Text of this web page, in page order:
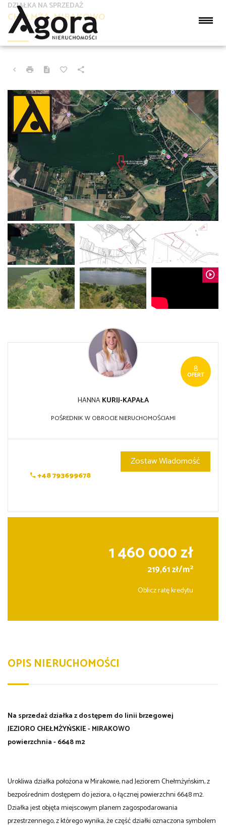
CHEŁMŻA, MIRAKOWO
DZIAŁKA NA SPRZEDAŻ
8
OFERT
HANNAKURIJ-KAPAŁA
POŚREDNIK W OBROCIE NIERUCHOMOŚCIAMI
+48 793699678
Zostaw Wiadomość
1 460 000 zł
219,61 zł/m2
Oblicz ratę kredytu
OPIS NIERUCHOMOŚCI
Na sprzedaż działka z dostępem do linii brzegowej
JEZIORO CHEŁMŻYŃSKIE - MIRAKOWO
powierzchnia - 6648 m2
Urokliwa działka położona w Mirakowie, nad Jeziorem Chełmżyńskim, z
bezpośrednim dostępem do jeziora, o łącznej powierzchni 6648 m2.
Działka jest objęta miejscowym planem zagospodarowania
przestrzennego, z którego wynika, że część działki oznaczona symbolem